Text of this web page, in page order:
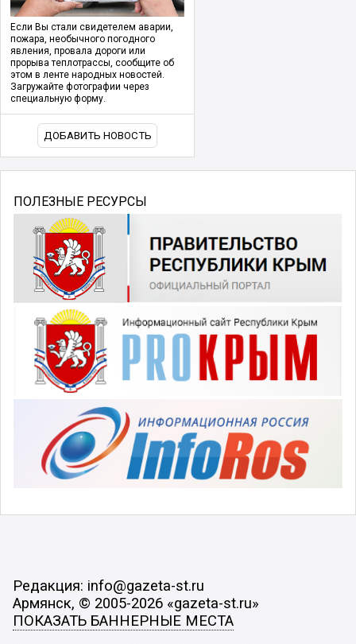
Если Вы стали свидетелем аварии,
пожара, необычного погодного
явления, провала дороги или
прорыва теплотрассы, сообщите об
этом в ленте народных новостей.
Загружайте фотографии через
специальную форму.
ДОБАВИТЬ НОВОСТЬ
ПОЛЕЗНЫЕ РЕСУРСЫ
Редакция: info@gazeta-st.ru
Армянск, © 2005-2026 «gazeta-st.ru»
ПОКАЗАТЬ БАННЕРНЫЕ МЕСТА